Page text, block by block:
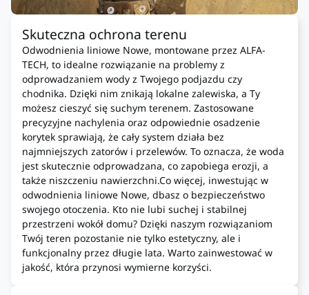
Skuteczna ochrona terenu
Odwodnienia liniowe Nowe, montowane przez ALFA-
TECH, to idealne rozwiązanie na problemy z
odprowadzaniem wody z Twojego podjazdu czy
chodnika. Dzięki nim znikają lokalne zalewiska, a Ty
możesz cieszyć się suchym terenem. Zastosowane
precyzyjne nachylenia oraz odpowiednie osadzenie
korytek sprawiają, że cały system działa bez
najmniejszych zatorów i przelewów. To oznacza, że woda
jest skutecznie odprowadzana, co zapobiega erozji, a
także niszczeniu nawierzchni.Co więcej, inwestując w
odwodnienia liniowe Nowe, dbasz o bezpieczeństwo
swojego otoczenia. Kto nie lubi suchej i stabilnej
przestrzeni wokół domu? Dzięki naszym rozwiązaniom
Twój teren pozostanie nie tylko estetyczny, ale i
funkcjonalny przez długie lata. Warto zainwestować w
jakość, która przynosi wymierne korzyści.